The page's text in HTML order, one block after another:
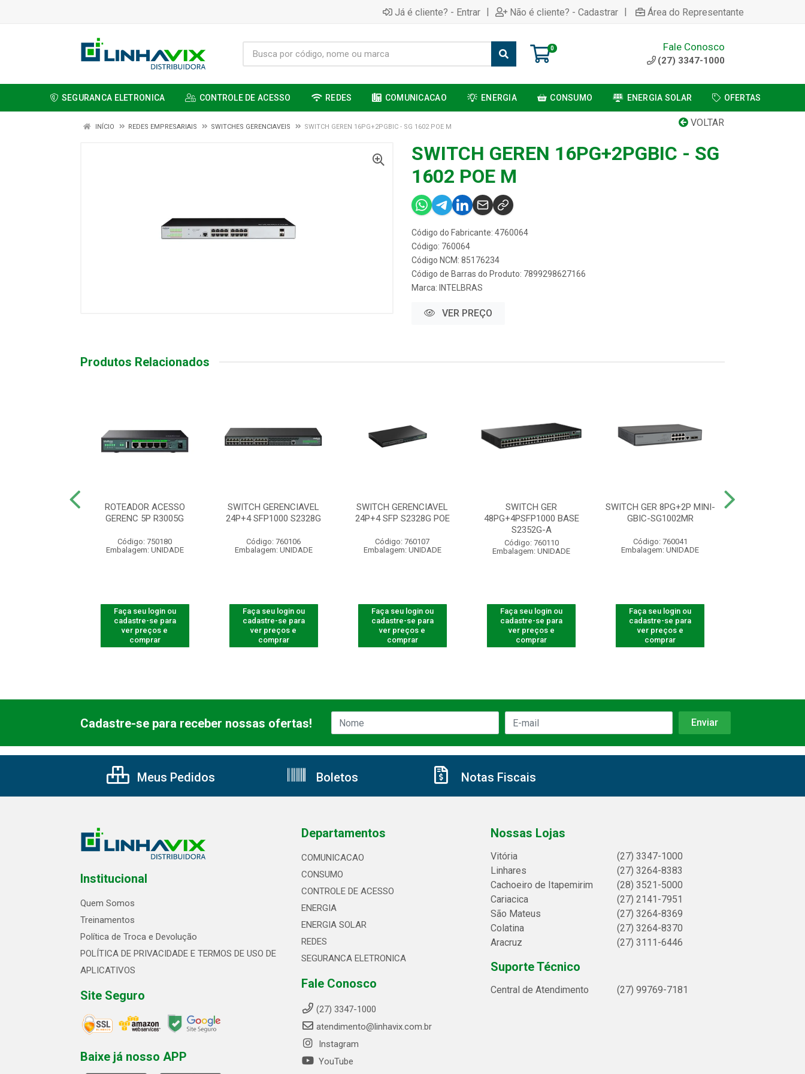
Já é cliente? - Entrar | Não é cliente? - Cadastrar | Área do Representante
0 Fale Conosco
(27) 3347-1000
SEGURANCA ELETRONICA CONTROLE DE ACESSO REDES COMUNICACAO ENERGIA CONSUMO ENERGIA SOLAR OFERTAS
VOLTAR
INÍCIO REDES EMPRESARIAIS SWITCHES GERENCIAVEIS SWITCH GEREN 16PG+2PGBIC - SG 1602 POE M
SWITCH GEREN 16PG+2PGBIC - SG
1602 POE M
Código do Fabricante: 4760064
Código: 760064
Código NCM: 85176234
Código de Barras do Produto: 7899298627166
Marca: INTELBRAS
VER PREÇO
Produtos Relacionados
ROTEADOR ACESSO
GERENC 5P R3005G
Código: 750180
Embalagem: UNIDADE
Faça seu login ou
cadastre-se para
ver preços e
comprar
SWITCH GERENCIAVEL
24P+4 SFP1000 S2328G
Código: 760106
Embalagem: UNIDADE
Faça seu login ou
cadastre-se para
ver preços e
comprar
SWITCH GERENCIAVEL
24P+4 SFP S2328G POE
Código: 760107
Embalagem: UNIDADE
Faça seu login ou
cadastre-se para
ver preços e
comprar
SWITCH GER
48PG+4PSFP1000 BASE
S2352G-A
Código: 760110
Embalagem: UNIDADE
Faça seu login ou
cadastre-se para
ver preços e
comprar
SWITCH GER 8PG+2P MINI-
GBIC-SG1002MR
Código: 760041
Embalagem: UNIDADE
Faça seu login ou
cadastre-se para
ver preços e
comprar
Cadastre-se para receber nossas ofertas!
Meus Pedidos Boletos Notas Fiscais
Institucional
Quem Somos
Treinamentos
Política de Troca e Devolução
POLÍTICA DE PRIVACIDADE E TERMOS DE USO DE
APLICATIVOS
Site Seguro
Baixe já nosso APP
Departamentos
COMUNICACAO
CONSUMO
CONTROLE DE ACESSO
ENERGIA
ENERGIA SOLAR
REDES
SEGURANCA ELETRONICA
Fale Conosco
(27) 3347-1000
atendimento@linhavix.com.br
Instagram
YouTube
Nossas Lojas
Vitória
(27) 3347-1000
Linhares
(27) 3264-8383
Cachoeiro de Itapemirim
(28) 3521-5000
Cariacica
(27) 2141-7951
São Mateus
(27) 3264-8369
Colatina
(27) 3264-8370
Aracruz
(27) 3111-6446
Suporte Técnico
Central de Atendimento (27) 99769-7181